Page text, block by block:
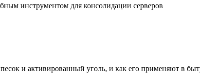
инструментом для консолидации серверов
и активированный уголь, и как его применяют в